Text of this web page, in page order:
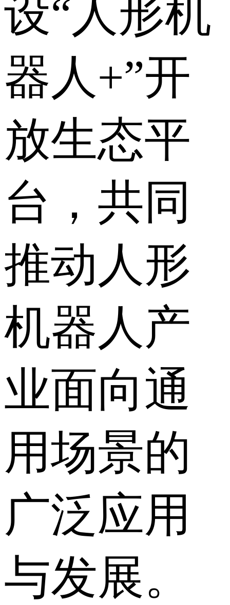
设“人形机
器人+”开
放生态平
台，共同
推动人形
机器人产
业面向通
用场景的
广泛应用
与发展。